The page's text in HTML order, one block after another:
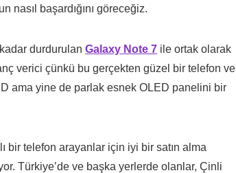
nasıl başardığını göreceğiz.
durdurulan Galaxy Note 7 ile ortak olarak
verici çünkü bu gerçekten güzel bir telefon ve
ama yine de parlak esnek OLED panelini bir
bir telefon arayanlar için iyi bir satın alma
Türkiye’de ve başka yerlerde olanlar, Çinli